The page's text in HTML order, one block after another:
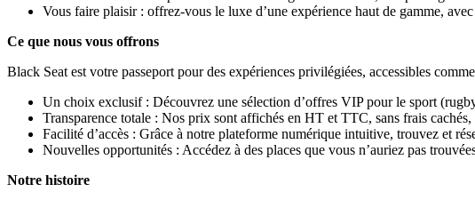
Vous faire plaisir : offrez-vous le luxe d’une expérience haut de gamme,
Ce que nous vous offrons
Black Seat est votre passeport pour des expériences privilégiées, accessibles
Un choix exclusif : Découvrez une sélection d’offres VIP pour le sport
Transparence totale : Nos prix sont affichés en HT et TTC, sans frais
Facilité d’accès : Grâce à notre plateforme numérique intuitive, trouvez et
Nouvelles opportunités : Accédez à des places que vous n’auriez pas
Notre histoire